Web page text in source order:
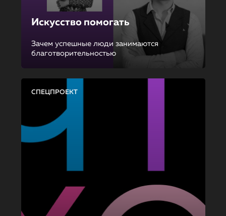
Искусство помогать
Зачем успешные люди занимаются
благотворительностью
СПЕЦПРОЕКТ